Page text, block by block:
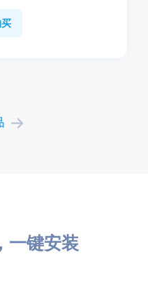
一键安装